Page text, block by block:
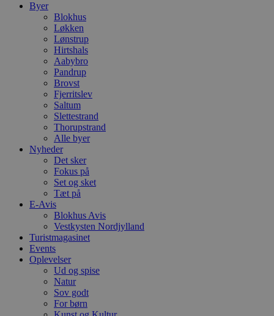
Byer
Blokhus
Løkken
Lønstrup
Hirtshals
Aabybro
Pandrup
Brovst
Fjerritslev
Saltum
Slettestrand
Thorupstrand
Alle byer
Nyheder
Det sker
Fokus på
Set og sket
Tæt på
E-Avis
Blokhus Avis
Vestkysten Nordjylland
Turistmagasinet
Events
Oplevelser
Ud og spise
Natur
Sov godt
For børn